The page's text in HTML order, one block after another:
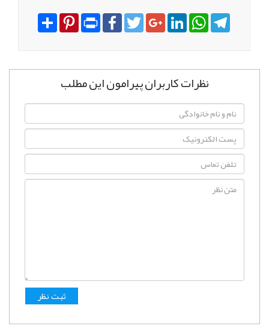
SharePinterestPrint FacebookTwitterGoogle+LinkedInWhatsApp
نظرات کاربران پیرامون این مطلب